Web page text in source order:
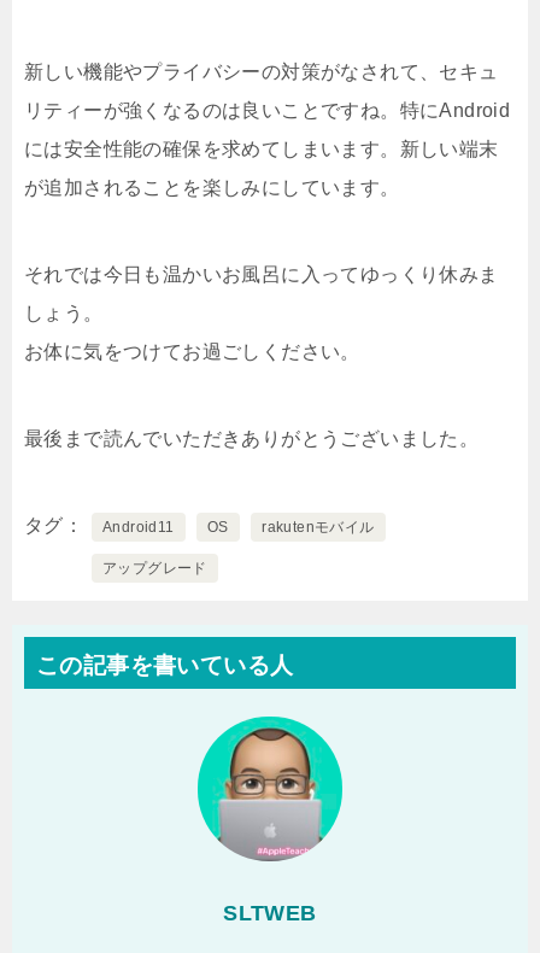
新しい機能やプライバシーの対策がなされて、セキュ
リティーが強くなるのは良いことですね。特にAndroid
には安全性能の確保を求めてしまいます。新しい端末
が追加されることを楽しみにしています。
それでは今日も温かいお風呂に入ってゆっくり休みま
しょう。
お体に気をつけてお過ごしください。
最後まで読んでいただきありがとうございました。
タグ Android11 OS rakutenモバイル
アップグレード
この記事を書いている人
SLTWEB